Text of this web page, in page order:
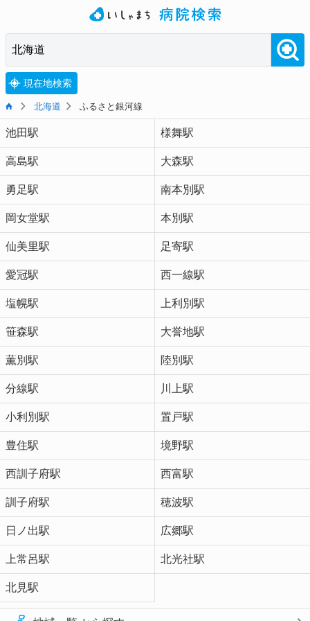
現在地検索
北海道 ふるさと銀河線
池田駅 様舞駅
高島駅 大森駅
勇足駅 南本別駅
岡女堂駅 本別駅
仙美里駅 足寄駅
愛冠駅 西一線駅
塩幌駅 上利別駅
笹森駅 大誉地駅
薫別駅 陸別駅
分線駅 川上駅
小利別駅 置戸駅
豊住駅 境野駅
西訓子府駅 西富駅
訓子府駅 穂波駅
日ノ出駅 広郷駅
上常呂駅 北光社駅
北見駅